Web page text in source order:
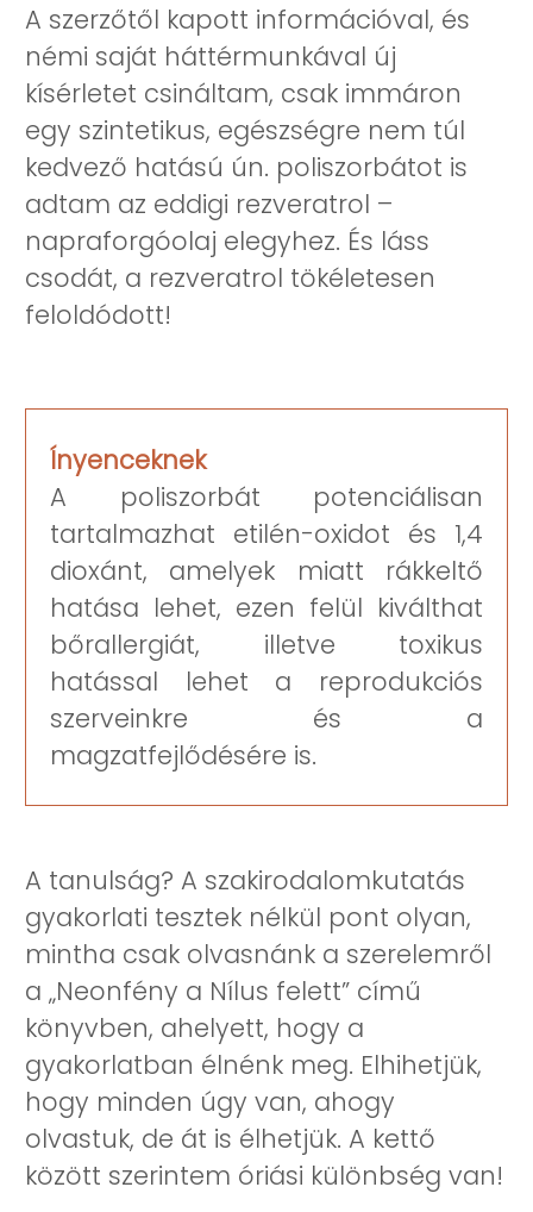
A szerzőtől kapott információval, és
némi saját háttérmunkával új
kísérletet csináltam, csak immáron
egy szintetikus, egészségre nem túl
kedvező hatású ún. poliszorbátot is
adtam az eddigi rezveratrol –
napraforgóolaj elegyhez. És láss
csodát, a rezveratrol tökéletesen
feloldódott!
Ínyenceknek
A poliszorbát potenciálisan
tartalmazhat etilén-oxidot és 1,4
dioxánt, amelyek miatt rákkeltő
hatása lehet, ezen felül kiválthat
bőrallergiát, illetve toxikus
hatással lehet a reprodukciós
szerveinkre és a
magzatfejlődésére is.
A tanulság? A szakirodalomkutatás
gyakorlati tesztek nélkül pont olyan,
mintha csak olvasnánk a szerelemről
a „Neonfény a Nílus felett” című
könyvben, ahelyett, hogy a
gyakorlatban élnénk meg. Elhihetjük,
hogy minden úgy van, ahogy
olvastuk, de át is élhetjük. A kettő
között szerintem óriási különbség van!